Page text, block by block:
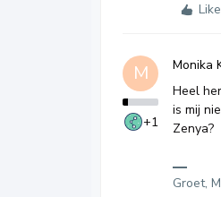
Like
M
+1
Monika
Heel
is mij
Zenya?
Groet,